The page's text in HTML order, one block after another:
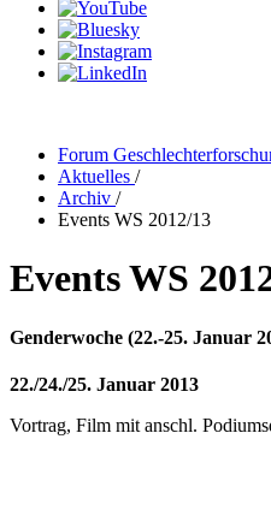
Forum
Aktuelles /
Archiv /
Events WS 2012/13
Events WS
Genderwoche (22.-25. Januar
22./24./25. Januar 2013
Vortrag, Film mit anschl.